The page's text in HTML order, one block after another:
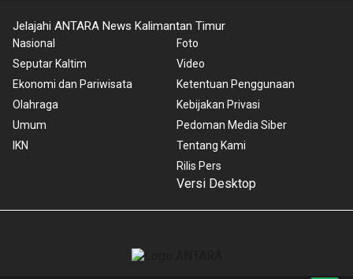
Jelajahi ANTARA News Kalimantan Timur
Nasional
Seputar Kaltim
Ekonomi dan Pariwisata
Olahraga
Umum
IKN
Foto
Video
Ketentuan Penggunaan
Kebijakan Privasi
Pedoman Media Siber
Tentang Kami
Rilis Pers
Versi Desktop